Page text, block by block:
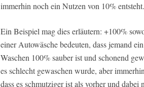
immerhin noch ein Nutzen von 10% entsteht.
Ein Beispiel mag dies erläutern: +100%
einer Autowäsche bedeuten, dass jemand
Waschen 100% sauber ist und schonend
es schlecht gewaschen wurde, aber
dass es schmutziger ist als vorher und